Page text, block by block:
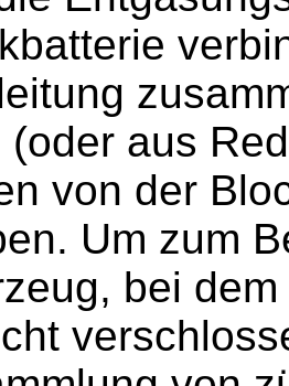
(oder aus
von der
Um zum
bei